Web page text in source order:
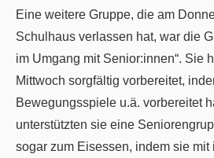
Eine weitere Gruppe, die am
Schulhaus verlassen hat, war die
im Umgang mit Senior:innen“. Sie
Mittwoch sorgfältig vorbereitet,
Bewegungsspiele u.ä. vorbereitet
unterstützten sie eine
sogar zum Eisessen, indem sie mit